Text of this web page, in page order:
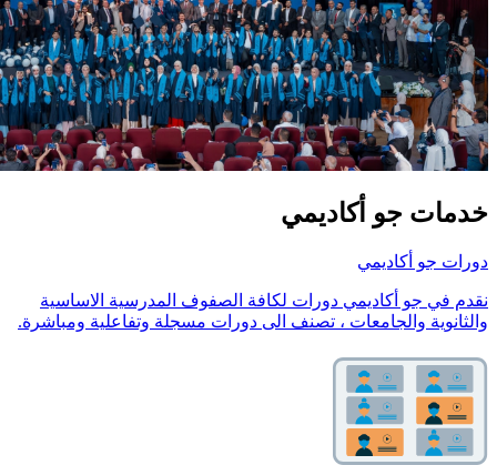
خدمات جو أكاديمي
دورات جو أكاديمي
نقدم في جو أكاديمي دورات لكافة الصفوف المدرسية الاساسية
والثانوية والجامعات ، تصنف الى دورات مسجلة وتفاعلية ومباشرة.